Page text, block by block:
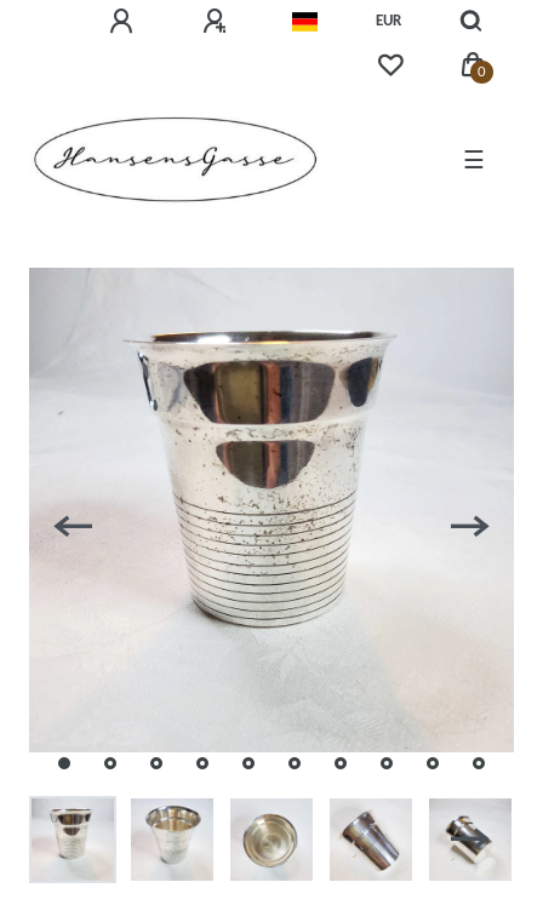
EUR
0
☰